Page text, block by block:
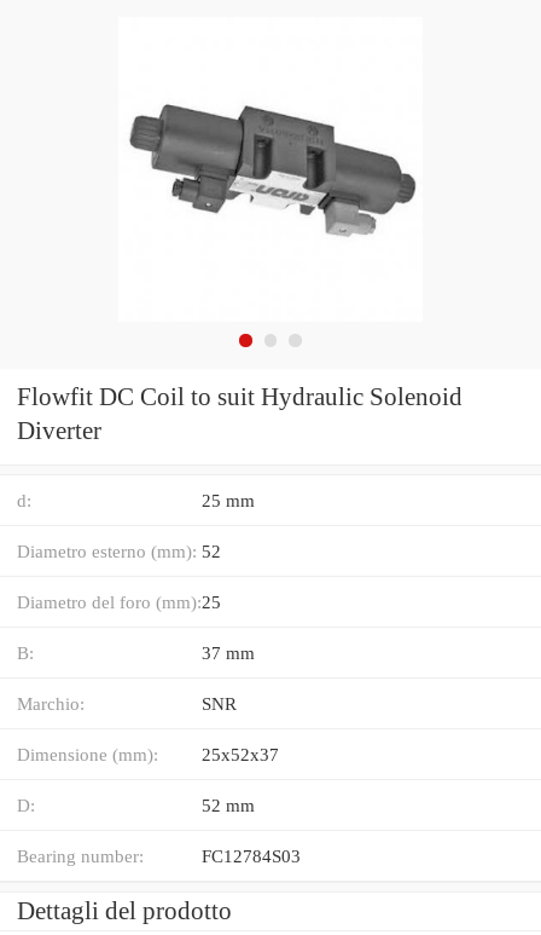
Flowfit DC Coil to suit Hydraulic Solenoid
Diverter
d: 25 mm
Diametro esterno (mm): 52
Diametro del foro (mm):25
B: 37 mm
Marchio: SNR
Dimensione (mm): 25x52x37
D: 52 mm
Bearing number: FC12784S03
Dettagli del prodotto